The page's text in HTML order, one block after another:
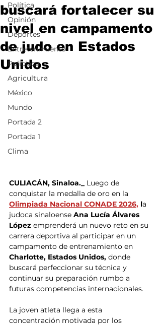
Política
Opinión
Deportes
Entretenimiento
Policiaca
Agricultura
México
Mundo
Portada 2
Portada 1
Clima
buscará fortalecer su
nivel en campamento
de judo en Estados
Unidos
CULIACÁN, Sinaloa._
Luego de
conquistar la medalla de oro en la
Olimpiada Nacional CONADE 2026, la
judoca sinaloense Ana Lucía Álvares
López emprenderá un nuevo reto en su
carrera deportiva al participar en un
campamento de entrenamiento en
Charlotte, Estados Unidos, donde
buscará perfeccionar su técnica y
continuar su preparación rumbo a
futuras competencias internacionales.
La joven atleta llega a esta
concentración motivada por los